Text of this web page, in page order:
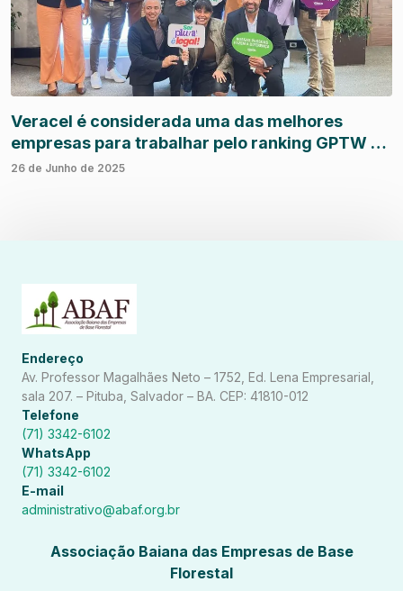
Veracel é considerada uma das melhores
empresas para trabalhar pelo ranking GPTW de
Diversidade
26 de Junho de 2025
Endereço
Av. Professor Magalhães Neto – 1752, Ed. Lena Empresarial,
sala 207. – Pituba, Salvador – BA. CEP: 41810-012
Telefone
(71) 3342-6102
WhatsApp
(71) 3342-6102
E-mail
administrativo@abaf.org.br
Associação Baiana das Empresas de Base
Florestal